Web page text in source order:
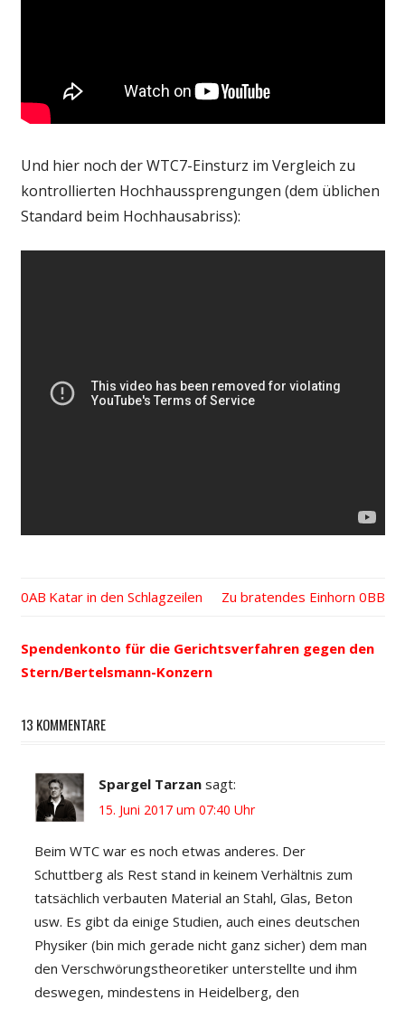
Und hier noch der WTC7-Einsturz im Vergleich zu
kontrollierten Hochhaussprengungen (dem üblichen
Standard beim Hochhausabriss):
Navigation
Vorheriger
Katar in den Schlagzeilen
Nächster
Zu bratendes Einhorn
Spendenkonto für die Gerichtsverfahren gegen den
Stern/Bertelsmann-Konzern
13 KOMMENTARE
Spargel Tarzan sagt:
15. Juni 2017 um 07:40 Uhr
Beim WTC war es noch etwas anderes. Der
Schuttberg als Rest stand in keinem Verhältnis zum
tatsächlich verbauten Material an Stahl, Glas, Beton
usw. Es gibt da einige Studien, auch eines deutschen
Physiker (bin mich gerade nicht ganz sicher) dem man
den Verschwörungstheoretiker unterstellte und ihm
deswegen, mindestens in Heidelberg, den